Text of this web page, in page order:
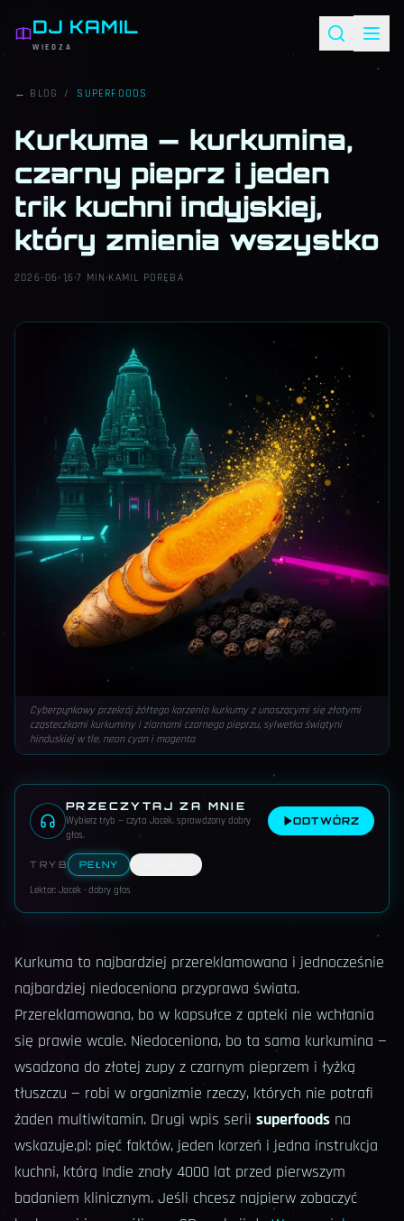
DJ KAMIL
WIEDZA
← BLOG / SUPERFOODS
Kurkuma — kurkumina,
czarny pieprz i jeden
trik kuchni indyjskiej,
który zmienia wszystko
2026-06-16·7 MIN ·KAMIL PORĘBA
Cyberpunkowy przekrój żółtego korzenia kurkumy z unoszącymi się złotymi
cząsteczkami kurkuminy i ziarnami czarnego pieprzu, sylwetka świątyni
hinduskiej w tle, neon cyan i magenta
PRZECZYTAJ ZA MNIE
Wybierz tryb — czyta Jacek, sprawdzony dobry
głos.
ODTWÓRZ
TRYB PEŁNY
Lektor: Jacek · dobry głos
Kurkuma to najbardziej przereklamowana i jednocześnie
najbardziej niedoceniona przyprawa świata.
Przereklamowana, bo w kapsułce z apteki nie wchłania
się prawie wcale. Niedoceniona, bo ta sama kurkumina —
wsadzona do złotej zupy z czarnym pieprzem i łyżką
tłuszczu — robi w organizmie rzeczy, których nie potrafi
żaden multiwitamin. Drugi wpis serii superfoods na
wskazuje.pl: pięć faktów, jeden korzeń i jedna instrukcja
kuchni, którą Indie znały 4000 lat przed pierwszym
badaniem klinicznym. Jeśli chcesz najpierw zobaczyć